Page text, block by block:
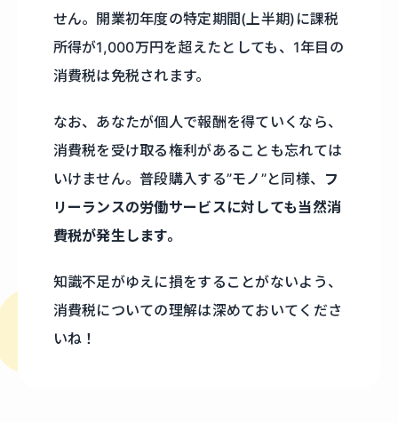
せん。開業初年度の特定期間(上半期)に課税
所得が1,000万円を超えたとしても、1年目の
消費税は免税されます。
なお、あなたが個人で報酬を得ていくなら、
消費税を受け取る権利があることも忘れては
いけません。普段購入する”モノ”と同様、 フ
リーランスの労働サービスに対しても当然消
費税が発生します。
知識不足がゆえに損をすることがないよう、
消費税についての理解は深めておいてくださ
いね！